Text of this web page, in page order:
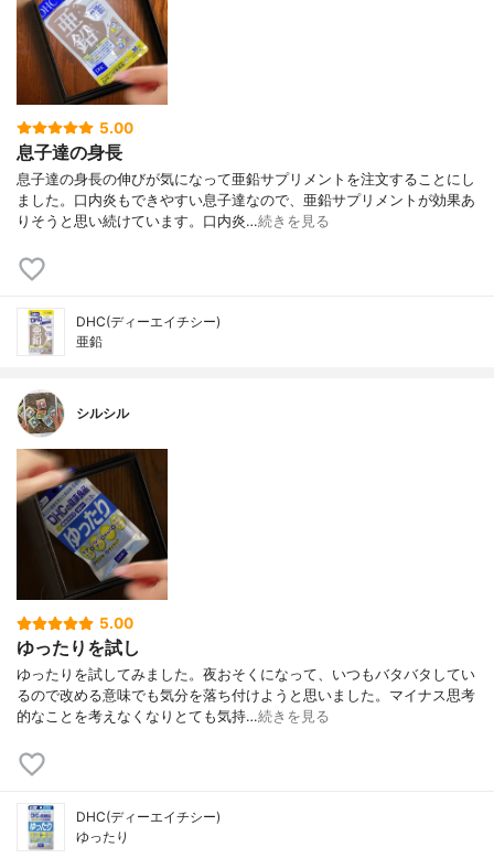
5.00
息子達の身長
息子達の身長の伸びが気になって亜鉛サプリメントを注文することにし
ました。口内炎もできやすい息子達なので、亜鉛サプリメントが効果あ
りそうと思い続けています。口内炎…続きを見る
DHC(ディーエイチシー)
亜鉛
シルシル
5.00
ゆったりを試し
ゆったりを試してみました。夜おそくになって、いつもバタバタしてい
るので改める意味でも気分を落ち付けようと思いました。マイナス思考
的なことを考えなくなりとても気持…続きを見る
DHC(ディーエイチシー)
ゆったり